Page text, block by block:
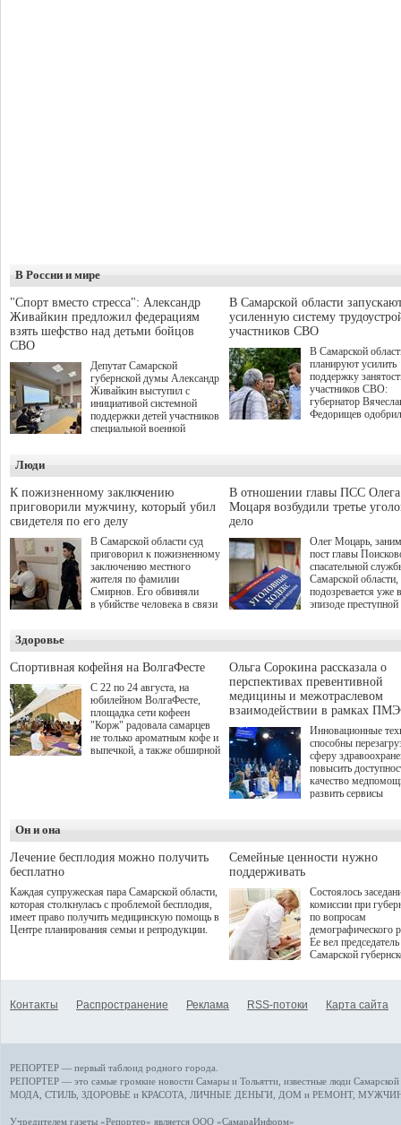
В России и мире
"Спорт вместо стресса": Александр
Живайкин предложил федерациям
взять шефство над детьми бойцов
СВО
Депутат Самарской
губернской думы Александр
Живайкин выступил с
инициативой системной
поддержки детей участников
специальной военной
"Помощь фронту и семьям
участников СВО", которая
прошла в Отрадном 7
августа.
В Самарской области
усиленную систему
участников СВО
В Самарской
планируют усилить
поддержку
участников СВО:
губернатор
Федорищев
на трудоустройство
спокойную
мирной жизни.
Люди
К пожизненному заключению
приговорили мужчину, который убил
свидетеля по его делу
В Самарской области суд
приговорил к пожизненному
заключению местного
жителя по фамилии
Смирнов. Его обвиняли
в убийстве человека в связи
В отношении главы ПСС Олега
Моцаря возбудили третье
дело
Олег Моцарь,
пост главы
спасательной
Самарской области,
подозревается уже
эпизоде преступной
а сам он
Здоровье
Спортивная кофейня на ВолгаФесте
С 22 по 24 августа, на
юбилейном ВолгаФесте,
площадка сети кофеен
"Корж" радовала самарцев
не только ароматным кофе и
выпечкой, а также обширной
Ольга Сорокина рассказала о
перспективах превентивной
медицины и межотраслевом
взаимодействии в рамках
Инновационные
способны
сферу
повысить
качество
развить сервисы
определенными
К ним можно
возникающие при
данными
более динамичного
проникновения
сегмент
отраслевое
рассказала Ольга
ходе сессии
качества жизни" в
ПМЭФ 2025. В
Он и она
Лечение бесплодия можно получить
бесплатно
Каждая супружеская пара Самарской области,
которая столкнулась с проблемой бесплодия,
имеет право получить медицинскую помощь в
Центре планирования семьи и репродукции.
Семейные ценности нужно
поддерживать
Состоялось
комиссии при
по вопросам
демографического
Ее вел председатель
Самарской
Контакты Распространение Реклама RSS-потоки Карта сайта
РЕПОРТЕР — первый таблоид родного города.
РЕПОРТЕР — это самые громкие новости Самары и Тольятти, известные люди
МОДА, СТИЛЬ ЗДОРОВЬЕ и КРАСОТА ЛИЧНЫЕ ДЕНЬГИ ДОМ и РЕМОНТ,
Учредителем газеты «Репортер» является ООО «СамараИнформ»